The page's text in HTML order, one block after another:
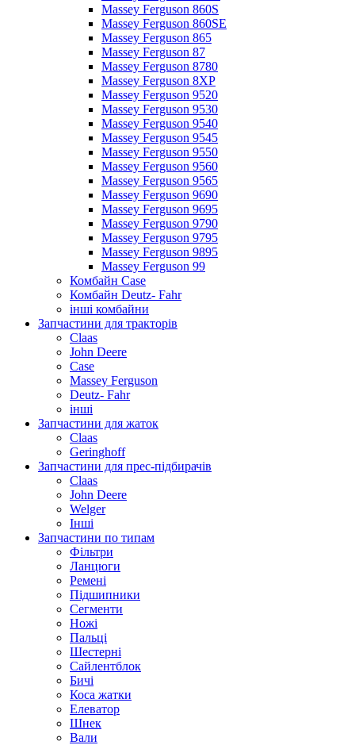
Massey Ferguson 860S
Massey Ferguson 860SE
Massey Ferguson 865
Massey Ferguson 87
Massey Ferguson 8780
Massey Ferguson 8XP
Massey Ferguson 9520
Massey Ferguson 9530
Massey Ferguson 9540
Massey Ferguson 9545
Massey Ferguson 9550
Massey Ferguson 9560
Massey Ferguson 9565
Massey Ferguson 9690
Massey Ferguson 9695
Massey Ferguson 9790
Massey Ferguson 9795
Massey Ferguson 9895
Massey Ferguson 99
Комбайн Case
Комбайн Deutz- Fahr
інші комбайни
Запчастини для тракторів
Claas
John Deere
Case
Massey Ferguson
Deutz- Fahr
інші
Запчастини для жаток
Claas
Geringhoff
Запчастини для прес-підбирачів
Claas
John Deere
Welger
Інші
Запчастини по типам
Фільтри
Ланцюги
Ремені
Підшипники
Сегменти
Ножі
Пальці
Шестерні
Сайлентблок
Бичі
Коса жатки
Елеватор
Шнек
Вали